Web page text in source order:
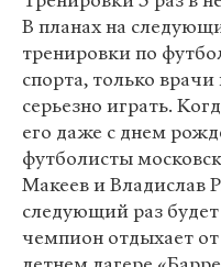
В планах на
тренировки по
спорта, только
серьезно играть.
его даже с днем
футболисты
Макеев и Владислав
следующий раз
чемпион отдыхает